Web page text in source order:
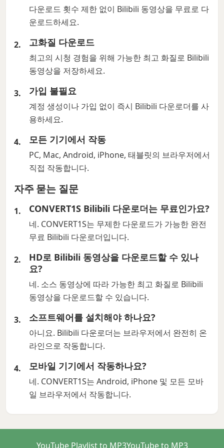
다운로드 횟수 제한 없이 Bilibili 동영상을 무료로 다
운로드하세요.
고화질 다운로드
최고의 시청 경험을 위해 가능한 최고 화질로 Bilibili
동영상을 저장하세요.
가입 불필요
계정 생성이나 가입 없이 즉시 Bilibili 다운로더를 사
용하세요.
모든 기기에서 작동
PC, Mac, Android, iPhone, 태블릿의 브라우저에서
직접 작동합니다.
자주 묻는 질문
CONVERT1S Bilibili 다운로더는 무료인가요?
네. CONVERT1S는 무제한 다운로드가 가능한 완전
무료 Bilibili 다운로더입니다.
HD로 Bilibili 동영상을 다운로드할 수 있나
요?
네. 소스 동영상에 따라 가능한 최고 화질로 Bilibili
동영상을 다운로드할 수 있습니다.
소프트웨어를 설치해야 하나요?
아니요. Bilibili 다운로더는 브라우저에서 완전히 온
라인으로 작동합니다.
모바일 기기에서 작동하나요?
네. CONVERT1S는 Android, iPhone 및 모든 모바
일 브라우저에서 작동합니다.
YouTube Playlist to MP3YouTube to MP3